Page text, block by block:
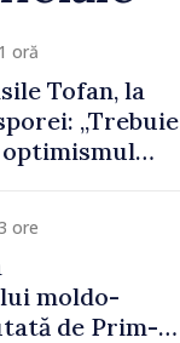
oră
Tofan, la
„Trebuie
optimismul
merge în
ore
moldo-
de Prim-